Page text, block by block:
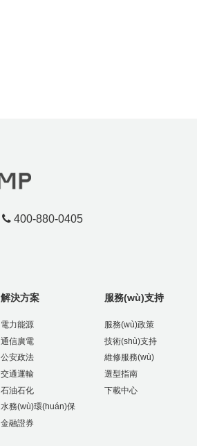
400-880-0405
解決方案
電力能源
通信廣電
公安政法
交通運輸
石油石化
水務(wù)環(huán)保
金融證券
服務(wù)支持
服務(wù)政策
技術(shù)支持
維修服務(wù)
選型指南
下載中心